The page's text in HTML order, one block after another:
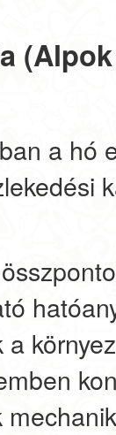
a hó